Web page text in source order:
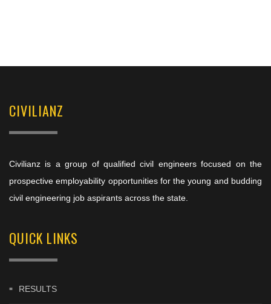
CIVILIANZ
Civilianz is a group of qualified civil engineers focused on the
prospective employability opportunities for the young and budding
civil engineering job aspirants across the state.
QUICK LINKS
RESULTS